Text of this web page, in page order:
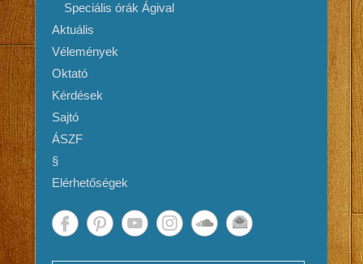
Speciális órák Ágival
Aktuális
Vélemények
Oktató
Kérdések
Sajtó
ÁSZF
§
Elérhetőségek